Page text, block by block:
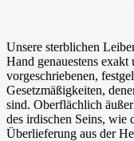
Unsere sterblichen
Hand genauestens exakt
vorgeschriebenen,
Gesetzmäßigkeiten,
sind. Oberflächlich
des irdischen Seins, wie
Überlieferung aus der